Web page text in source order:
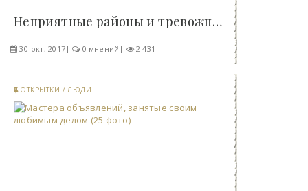
Неприятные районы и тревожные лица — как была..
30-окт, 2017 0 мнений 2 431
ОТКРЫТКИ / ЛЮДИ